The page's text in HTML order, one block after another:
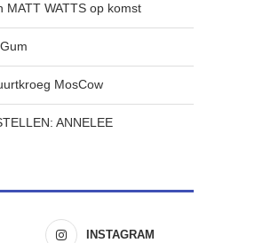
MATT WATTS op komst
MosCow
ANNELEE
INSTAGRAM